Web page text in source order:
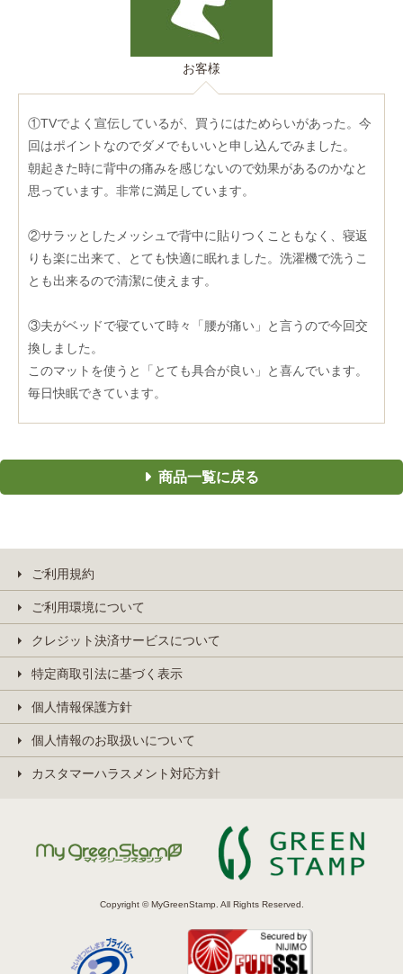
お客様
①TVでよく宣伝しているが、買うにはためらいがあった。今
回はポイントなのでダメでもいいと申し込んでみました。
朝起きた時に背中の痛みを感じないので効果があるのかなと
思っています。非常に満足しています。
②サラッとしたメッシュで背中に貼りつくこともなく、寝返
りも楽に出来て、とても快適に眠れました。洗濯機で洗うこ
とも出来るので清潔に使えます。
③夫がベッドで寝ていて時々「腰が痛い」と言うので今回交
換しました。
このマットを使うと「とても具合が良い」と喜んでいます。
毎日快眠できています。
商品一覧に戻る
ご利用規約
ご利用環境について
クレジット決済サービスについて
特定商取引法に基づく表示
個人情報保護方針
個人情報のお取扱いについて
カスタマーハラスメント対応方針
Copyright © MyGreenStamp. All Rights Reserved.